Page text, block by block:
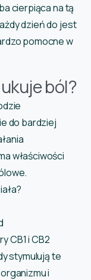
cierpiąca na tą
dzień do jest
pomocne w
ból?
do bardziej
właściwości
CB1 i CB2
stymulują te
i